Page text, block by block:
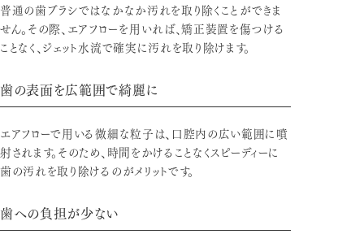
普通の歯ブラシではなかなか汚れを取り除くことができま
せん。その際、エアフローを用いれば、矯正装置を傷つける
ことなく、ジェット水流で確実に汚れを取り除けます。
歯の表面を広範囲で綺麗に
エアフローで用いる微細な粒子は、口腔内の広い範囲に噴
射されます。そのため、時間をかけることなくスピーディーに
歯の汚れを取り除けるのがメリットです。
歯への負担が少ない